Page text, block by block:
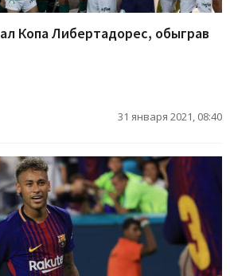
Копа Либертадорес, обыграв
31 января 2021, 08:40